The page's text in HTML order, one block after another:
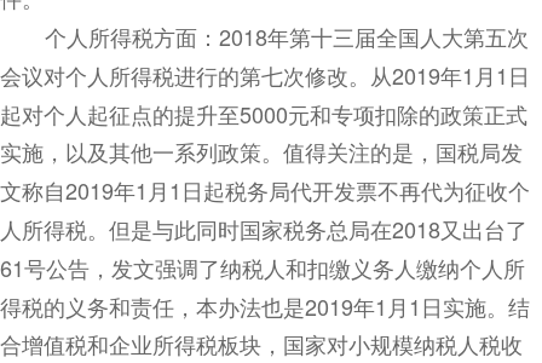
个人所得税方面： 2018年第十三届全国人大第五次
会议对个人所得税进行的第七次修改。从2019年1 月 1日
起对个人起征点的提升至5000元和专项扣除的政策正式
实施，以及其他一系列政策。值得关注的是，国税局发
文称自2019年1 月 1日起税务局代开发票不再代为征收个
人所得税。但是与此同时国家税务总局在2018又出台了
61号公告，发文强调了纳税人和扣缴义务人缴纳个人所
得税的义务和责任，本办法也是2019年1 月 1日实施。结
合增值税和企业所得税板块，国家对小规模纳税人税收